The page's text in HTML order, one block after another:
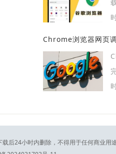
Chrome浏览器网页
后24小时内删除，不得用于任何商业用